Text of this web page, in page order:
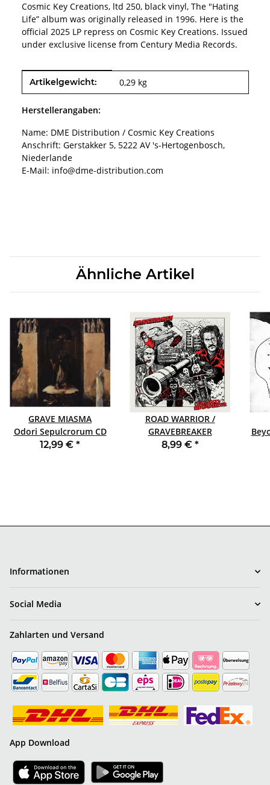
Cosmic Key Creations, ltd 250, black vinyl, The "Hating
Life” album was originally released in 1996. Here is the
official 2025 LP repress on Cosmic Key Creations. Issued
under exclusive license from Century Media Records.
Produkteigenschaft
Wert
Artikelgewicht: 0,29 kg
Herstellerangaben:
Name: DME Distribution / Cosmic Key Creations
Anschrift: Gerstakker 5, 5222 AV 's-Hertogenbosch,
Niederlande
E-Mail: info@dme-distribution.com
Ähnliche Artikel
GRAVE MIASMA
Odori Sepulcrorum CD
DIGI
12,99 € *
ROAD WARRIOR /
GRAVEBREAKER
Split 7"
8,99 € *
Informationen
Social Media
Zahlarten und Versand
App Download